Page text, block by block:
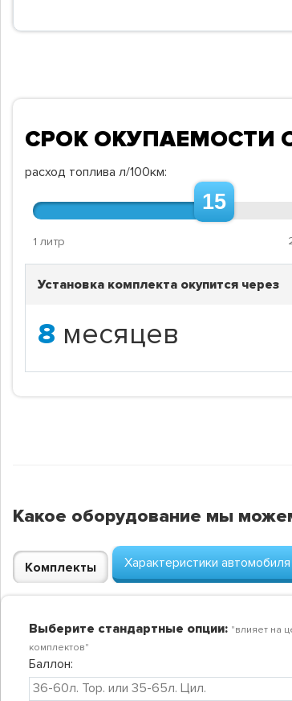
СРОК ОКУПАЕМОСТИ
расход топлива л/100км:
15
1 литр
Установка комплекта окупится через
8 месяцев
Какое оборудование мы
Комплекты Характеристики автомобиля
Выберите стандартные опции: "влияет на
комплектов"
Баллон: